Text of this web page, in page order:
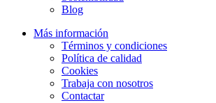
Blog
Más información
Términos y condiciones
Política de calidad
Cookies
Trabaja con nosotros
Contactar